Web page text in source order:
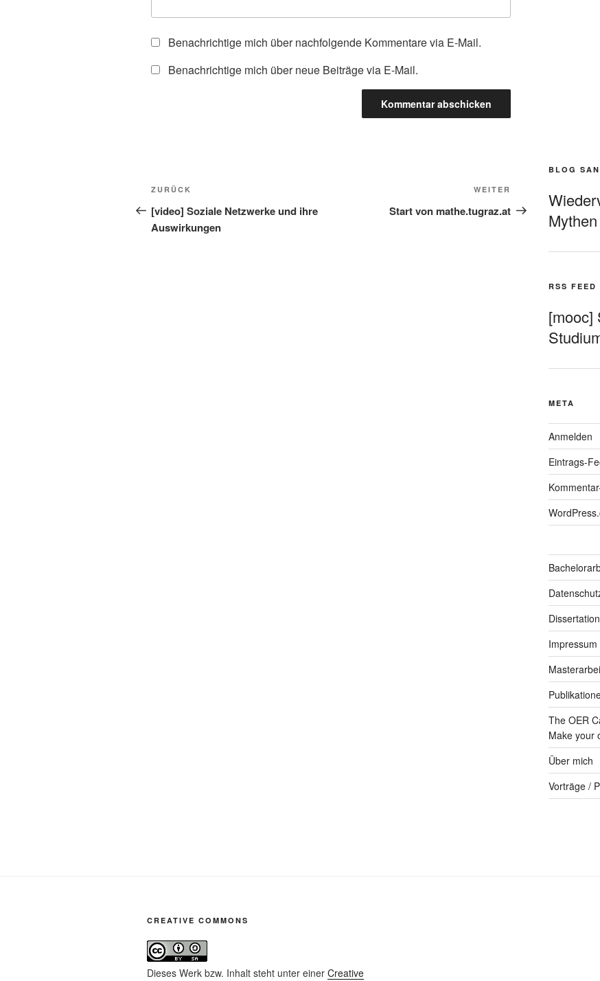
Benachrichtige mich über nachfolgende Kommentare via E-Mail.
Benachrichtige mich über neue Beiträge via E-Mail.
Beitragsnavigation
Vorheriger
Beitrag
ZURÜCK
[video] Soziale Netzwerke und ihre
Auswirkungen
Nächster
Beitrag
WEITER
Start von mathe.tugraz.at
BLOG
RSS FEED
[mooc]
META
Anmelden
Eintrags-
Impressum
The OER
Make your
Über mich
Vorträge /
CREATIVE COMMONS
Dieses Werk bzw. Inhalt steht unter einer Creative